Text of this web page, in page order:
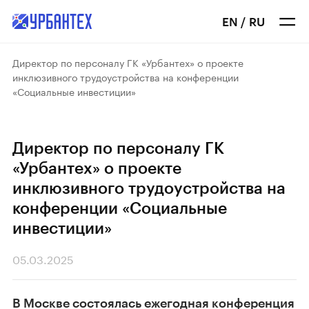
EN / RU
Директор по персоналу ГК «Урбантех» о проекте
инклюзивного трудоустройства на конференции
«Социальные инвестиции»
Директор по персоналу ГК
«Урбантех» о проекте
инклюзивного трудоустройства на
конференции «Социальные
инвестиции»
05.03.2025
В Москве состоялась ежегодная конференция